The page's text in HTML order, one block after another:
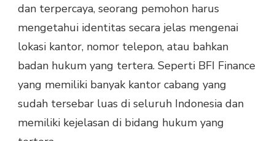
dan terpercaya, seorang pemohon harus
mengetahui identitas secara jelas mengenai
lokasi kantor, nomor telepon, atau bahkan
badan hukum yang tertera. Seperti BFI Finance
yang memiliki banyak kantor cabang yang
sudah tersebar luas di seluruh Indonesia dan
memiliki kejelasan di bidang hukum yang